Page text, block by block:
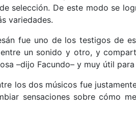
selección. De este modo se
variedades.
fue uno de los testigos de
un sonido y otro, y
–dijo Facundo– y muy útil para
los dos músicos fue
sensaciones sobre cómo